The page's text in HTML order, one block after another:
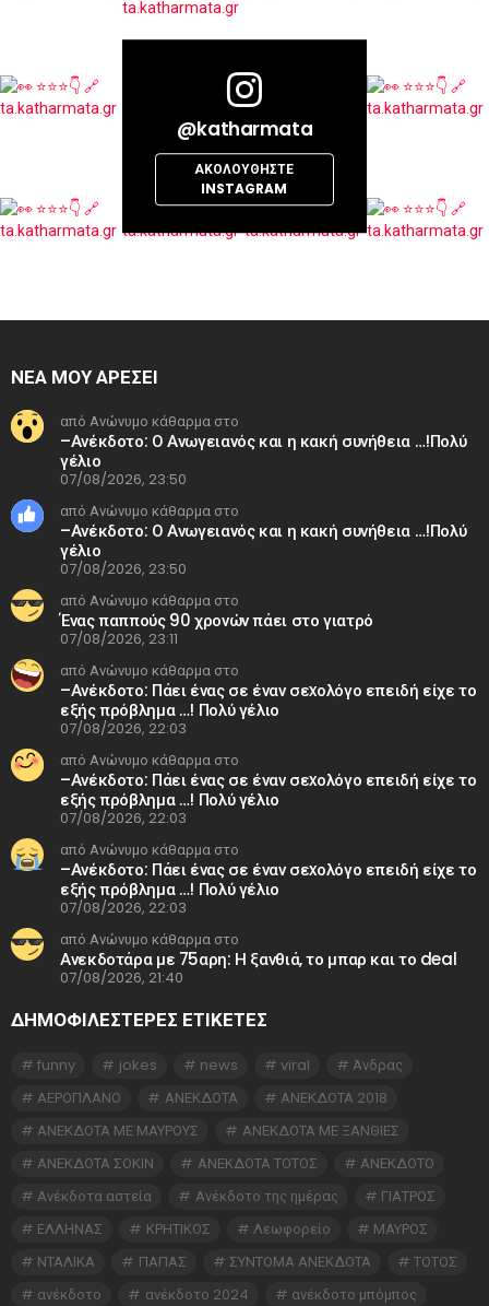
@katharmata
ΑΚΟΛΟΥΘΉΣΤΕ
INSTAGRAM
ΝΕΑ ΜΟΥ ΑΡΕΣΕΙ
από Ανώνυμο κάθαρμα στο
–Ανέκδοτο: Ο Ανωγειανός και η κακή συνήθεια …!Πολύ
γέλιο
07/08/2026, 23:50
από Ανώνυμο κάθαρμα στο
–Ανέκδοτο: Ο Ανωγειανός και η κακή συνήθεια …!Πολύ
γέλιο
07/08/2026, 23:50
από Ανώνυμο κάθαρμα στο
Ένας παππούς 90 χρονών πάει στο γιατρό
07/08/2026, 23:11
από Ανώνυμο κάθαρμα στο
–Ανέκδοτο: Πάει ένας σε έναν σεxολόγο επειδή είχε το
εξής πρόβλημα …! Πολύ γέλιο
07/08/2026, 22:03
από Ανώνυμο κάθαρμα στο
–Ανέκδοτο: Πάει ένας σε έναν σεxολόγο επειδή είχε το
εξής πρόβλημα …! Πολύ γέλιο
07/08/2026, 22:03
από Ανώνυμο κάθαρμα στο
–Ανέκδοτο: Πάει ένας σε έναν σεxολόγο επειδή είχε το
εξής πρόβλημα …! Πολύ γέλιο
07/08/2026, 22:03
από Ανώνυμο κάθαρμα στο
Ανεκδοτάρα με 75αρη: Η ξανθιά, το μπαρ και το deal
07/08/2026, 21:40
ΔΗΜΟΦΙΛΕΣΤΕΡΕΣ ΕΤΙΚΈΤΕΣ
funny jokes news viral
Άνδρας
ΑΕΡΟΠΛΑΝΟ
ΑΝΕΚΔΟΤΑ
ΑΝΕΚΔΟΤΑ 2018
ΑΝΕΚΔΟΤΑ ΜΕ ΜΑΥΡΟΥΣ
ΑΝΕΚΔΟΤΑ ΜΕ ΞΑΝΘΙΕΣ
ΑΝΕΚΔΟΤΑ ΣΟΚΙΝ
ΑΝΕΚΔΟΤΑ ΤΟΤΟΣ
ΑΝΕΚΔΟΤΟ
Ανέκδοτα αστεία
Ανέκδοτο της ημέρας
ΓΙΑΤΡΟΣ
ΕΛΛΗΝΑΣ
ΚΡΗΤΙΚΟΣ Λεωφορείο
ΜΑΥΡΟΣ
ΝΤΑΛΙΚΑ
ΠΑΠΑΣ ΣΥΝΤΟΜΑ ΑΝΕΚΔΟΤΑ
ΤΟΤΟΣ
ανέκδοτο
ανέκδοτο 2024
ανέκδοτο μπόμπος